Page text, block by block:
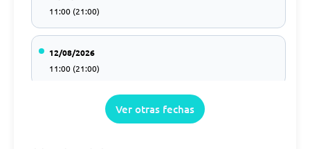
11:00 (21:00)
12/08/2026
11:00 (21:00)
Ver otras fechas